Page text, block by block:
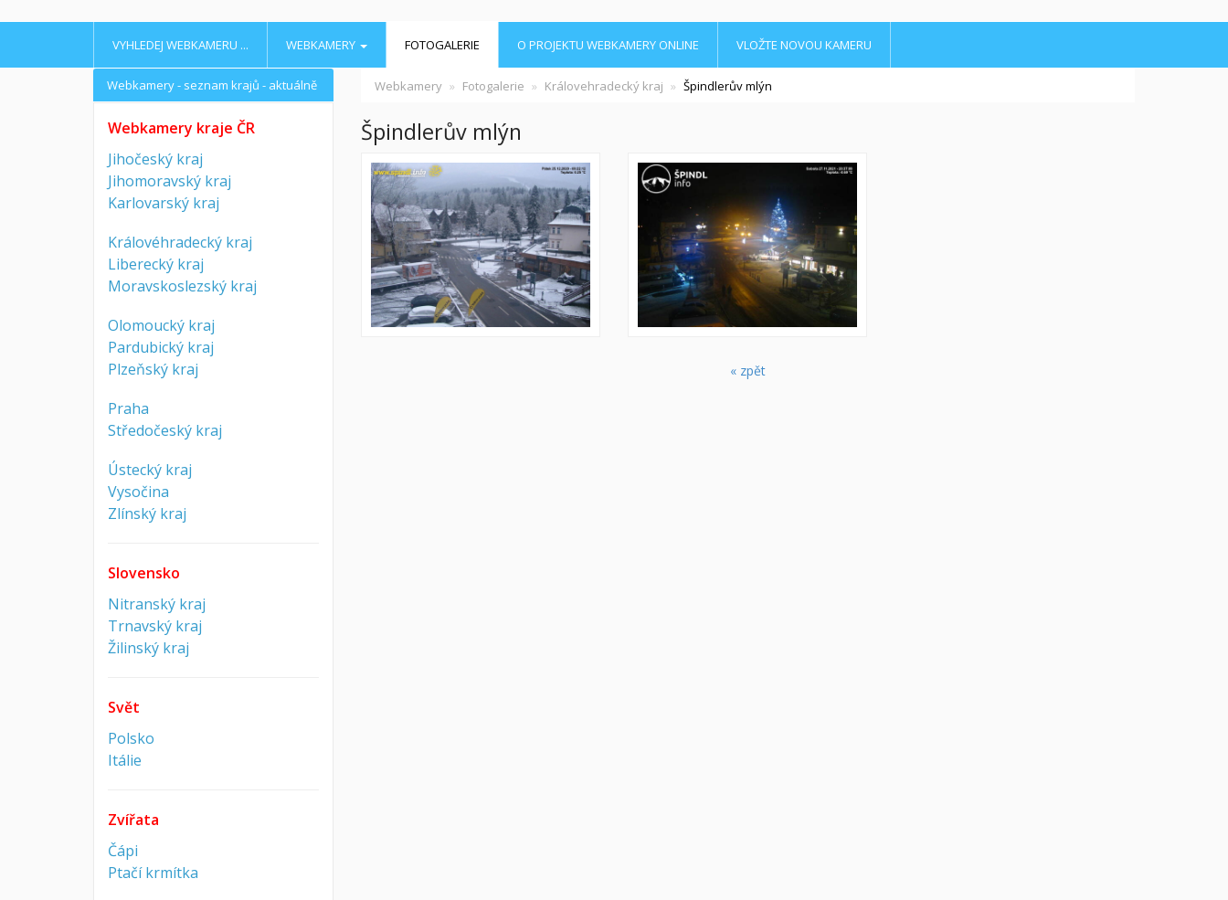
VYHLEDEJ WEBKAMERU ... WEBKAMERY FOTOGALERIE O PROJEKTU WEBKAMERY ONLINE VLOŽTE NOVOU KAMERU
Webkamery Fotogalerie Královehradecký kraj Špindlerův mlýn
Špindlerův mlýn
« zpět
Webkamery - seznam krajů - aktuálně
Webkamery kraje ČR
Jihočeský kraj
Jihomoravský kraj
Karlovarský kraj
Královéhradecký kraj
Liberecký kraj
Moravskoslezský kraj
Olomoucký kraj
Pardubický kraj
Plzeňský kraj
Praha
Středočeský kraj
Ústecký kraj
Vysočina
Zlínský kraj
Slovensko
Nitranský kraj
Trnavský kraj
Žilinský kraj
Svět
Polsko
Itálie
Zvířata
Čápi
Ptačí krmítka